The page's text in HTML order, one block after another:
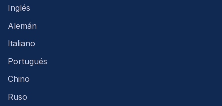
Inglés
Alemán
Italiano
Portugués
Chino
Ruso